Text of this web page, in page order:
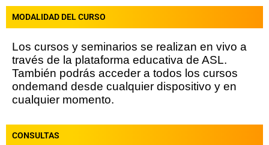
MODALIDAD DEL CURSO
Los cursos y seminarios se realizan en vivo a
través de la plataforma educativa de ASL.
También podrás acceder a todos los cursos
ondemand desde cualquier dispositivo y en
cualquier momento.
CONSULTAS